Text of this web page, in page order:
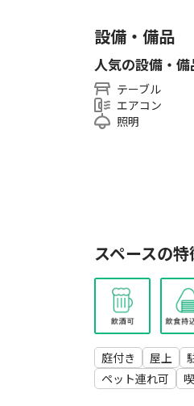
・騒音や近隣住
★禁煙：室内、庭
★喫煙場所：玄関
設備・備品
人気の設備・備
テーブル
エアコン
照明
スペースの特
庭付き 屋上
ペット連れ可